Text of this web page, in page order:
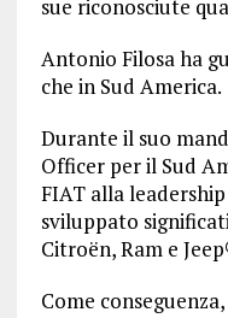
sue riconosciute
Antonio Filosa ha
che in Sud America.
Durante il suo
Officer per il Sud
FIAT alla
sviluppato
Citroën, Ram e
Come